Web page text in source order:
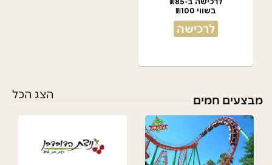
בשווי ₪100
לרכישה
מבצעים חמים הצג הכל